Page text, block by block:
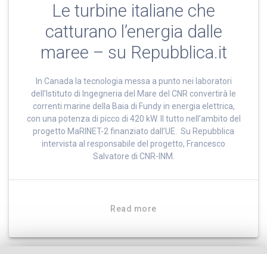
Le turbine italiane che
catturano l’energia dalle
maree – su Repubblica.it
In Canada la tecnologia messa a punto nei laboratori
dell’Istituto di Ingegneria del Mare del CNR convertirà le
correnti marine della Baia di Fundy in energia elettrica,
con una potenza di picco di 420 kW. Il tutto nell’ambito del
progetto MaRINET-2 finanziato dall’UE. Su Repubblica
intervista al responsabile del progetto, Francesco
Salvatore di CNR-INM.
Read more